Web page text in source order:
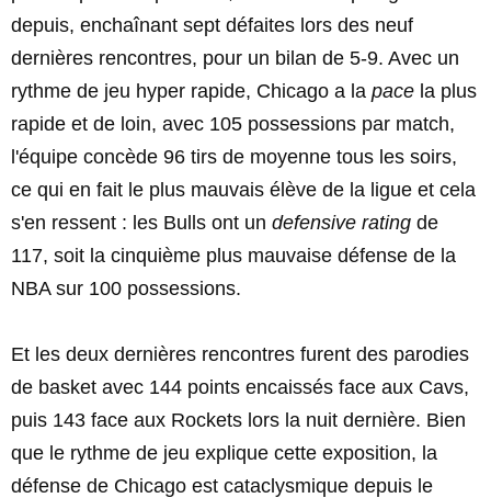
depuis, enchaînant sept défaites lors des neuf
dernières rencontres, pour un bilan de 5-9. Avec un
rythme de jeu hyper rapide, Chicago a la pace la plus
rapide et de loin, avec 105 possessions par match,
l'équipe concède 96 tirs de moyenne tous les soirs,
ce qui en fait le plus mauvais élève de la ligue et cela
s'en ressent : les Bulls ont un defensive rating de
117, soit la cinquième plus mauvaise défense de la
NBA sur 100 possessions.
Et les deux dernières rencontres furent des parodies
de basket avec 144 points encaissés face aux Cavs,
puis 143 face aux Rockets lors la nuit dernière. Bien
que le rythme de jeu explique cette exposition, la
défense de Chicago est cataclysmique depuis le